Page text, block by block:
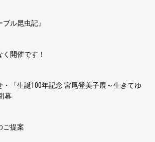
ル昆虫記』
開催です！
「生誕100年記念 宮尾登美子展～生きてゆ
幕
ご提案